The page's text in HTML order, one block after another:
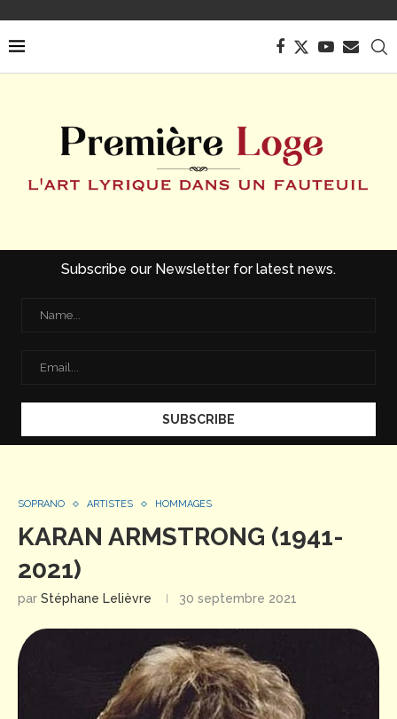
Subscribe our Newsletter for latest news.
SOPRANO ARTISTES HOMMAGES
KARAN ARMSTRONG (1941-
2021)
par Stéphane Lelièvre 30 septembre 2021